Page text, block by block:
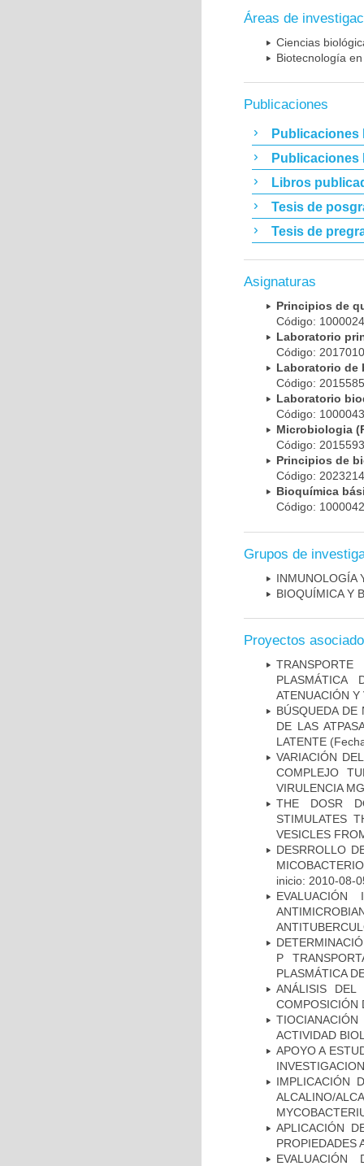
Áreas de
Ciencias
Biotecnología
Publicaciones
Publicaciones
Publicaciones
Libros
Tesis de
Tesis de
Asignaturas
Principios de
Código:
Laboratorio
Código:
Laboratorio de
Código:
Laboratorio
Código:
Microbiologia
Código:
Principios de
Código:
Bioquímica
Código:
Grupos de
INMUNOLOGÍA
BIOQUÍMICA Y
Proyectos
PLASMÁTICA
ATENUACIÓN Y
BÚSQUEDA DE
DE LAS
LATENTE
VARIACIÓN
COMPLEJO
VIRULENCIA
THE DOSR
STIMULATES
VESICLES
DESRROLLO
inicio: 2010-08-
P
PLASMÁTICA
ANÁLISIS DEL
COMPOSICIÓN
ACTIVIDAD
APOYO A
IMPLICACIÓN
ALCALINO/
APLICACIÓN
PROPIEDADES